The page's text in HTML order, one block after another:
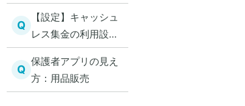
（用品販売・いつで
も請求）
Q
【設定】キャッシュ
レス集金の利用設定
をする
Q
保護者アプリの見え
方：用品販売